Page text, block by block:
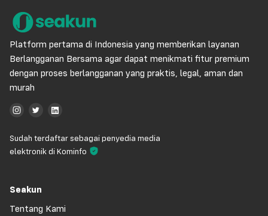
Platform pertama di Indonesia yang memberikan layanan
Berlangganan Bersama agar dapat menikmati fitur premium
dengan proses berlangganan yang praktis, legal, aman dan
murah
Sudah terdaftar sebagai penyedia media
elektronik di Kominfo
Seakun
Tentang Kami